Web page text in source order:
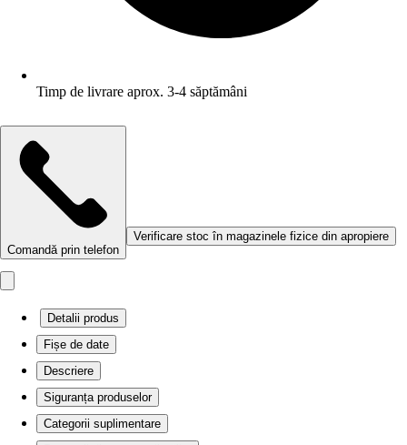
Timp de livrare aprox. 3-4 săptămâni
Comandă prin telefon
Verificare stoc în magazinele fizice din apropiere
Detalii produs
Fișe de date
Descriere
Siguranța produselor
Categorii suplimentare